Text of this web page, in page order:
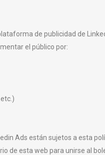
de publicidad de
el público por:
Ads están sujetos a esta
de esta web para unirse al